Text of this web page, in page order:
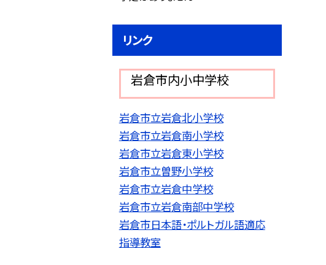
リンク
岩倉市内小中学校
岩倉市立岩倉北小学校
岩倉市立岩倉南小学校
岩倉市立岩倉東小学校
岩倉市立曽野小学校
岩倉市立岩倉中学校
岩倉市立岩倉南部中学校
岩倉市日本語・ポルトガル語適応
指導教室